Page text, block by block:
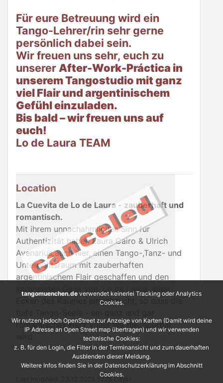
Für eure Betreuung wird ein
Tango-Lehrer/rin sehr gerne
persönlich dabei sein.
Wir freuen uns sehr, euch zu
unserer After-Work-Práctica in
unserem Tangostudio mit ganz
viel Flair und argentinischem
Gefühl einzuladen.
Bis bald – wir freuen uns auf
euch!
Lo de Laura TEAM
Location
La Cuevita de Lo de Laura - zauberhaft und
romantisch.
Mit ihrem unnachahmlichen Sinn für
Authentizität haben Laura Cairo & Ulrich
Avenarius auch hier, einen Tango-,Tanz- und
Unterrichtsraum mit zauberhaften
argentinischem Flair geschaffen und den
sprühenden Geist von 'Lo de Laura' allen
Ecken des Raumes eingehaucht, so dass die
romantisches Herz voller Wärme, spürbar
Last modified: 23.12.2025 (228 Days)
tangomuenchen.de verwendet keinerlei Tracking oder Analytics
Cookies.
Wir nutzen jedoch OpenStreet zur Anzeige von Karten (Damit wird deine
IP Adresse an Open Street map übertragen) und wir verwenden
technische Cookies:
z. B. für den Login, die Filter in der Terminansicht und zum dauerhaften
Ausblenden dieser Meldung.
Weitere Infos finden Sie in der Datenschutzerklärung im Abschnitt
Cookies.